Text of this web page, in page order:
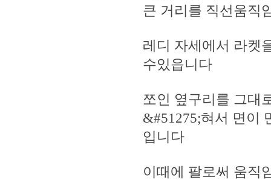
큰 거리를 직선움직
레디 자세에서 라켓
수있읍니다
쪼인 옆구리를 그대
&#51275;혀서 면이
입니다
이때에 팔로써 움직